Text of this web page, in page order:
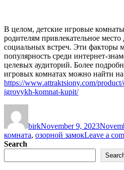
В целом, детские игровые
родителям привлекательное
социальных встреч. Эти факторы
популярность среди интернет-
целевых аудиторий. Более
игровых комнатах можно найти на
https://www.attraktsiony.com/
igrovykh-komnat-kupit/
birkNovember 9, 2023
комната, озорной замокLeave a
Search